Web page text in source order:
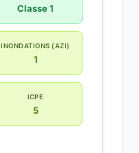
Classe 1
INONDATIONS (AZI)
1
ICPE
5